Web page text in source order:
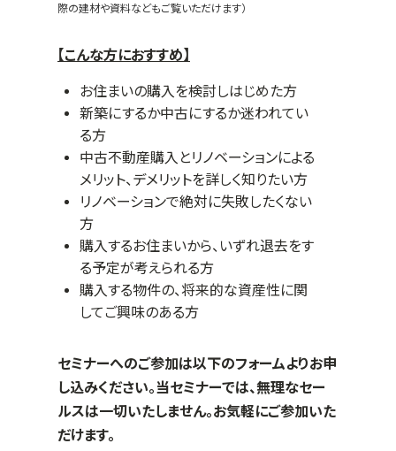
際の建材や資料などもご覧いただけます）
【こんな方におすすめ】
お住まいの購入を検討しはじめた方
新築にするか中古にするか迷われてい
る方
中古不動産購入とリノベーションによる
メリット、デメリットを詳しく知りたい方
リノベーションで絶対に失敗したくない
方
購入するお住まいから、いずれ退去をす
る予定が考えられる方
購入する物件の、将来的な資産性に関
してご興味のある方
セミナーへのご参加は以下のフォームよりお申
し込みください。当セミナーでは、無理なセー
ルスは一切いたしません。お気軽にご参加いた
だけます。